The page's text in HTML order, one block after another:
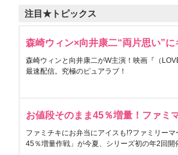
注目★トピックス
森崎ウィン×向井康二“両片思い”
森崎ウィンと向井康二がW主演！映画『（
最速配信。究極のピュアラブ！
お値段そのまま45％増量！ファミ
ファミチキにお弁当にアイスも!?ファミリー
45％増量作戦」が今夏、シリーズ初の年2回開